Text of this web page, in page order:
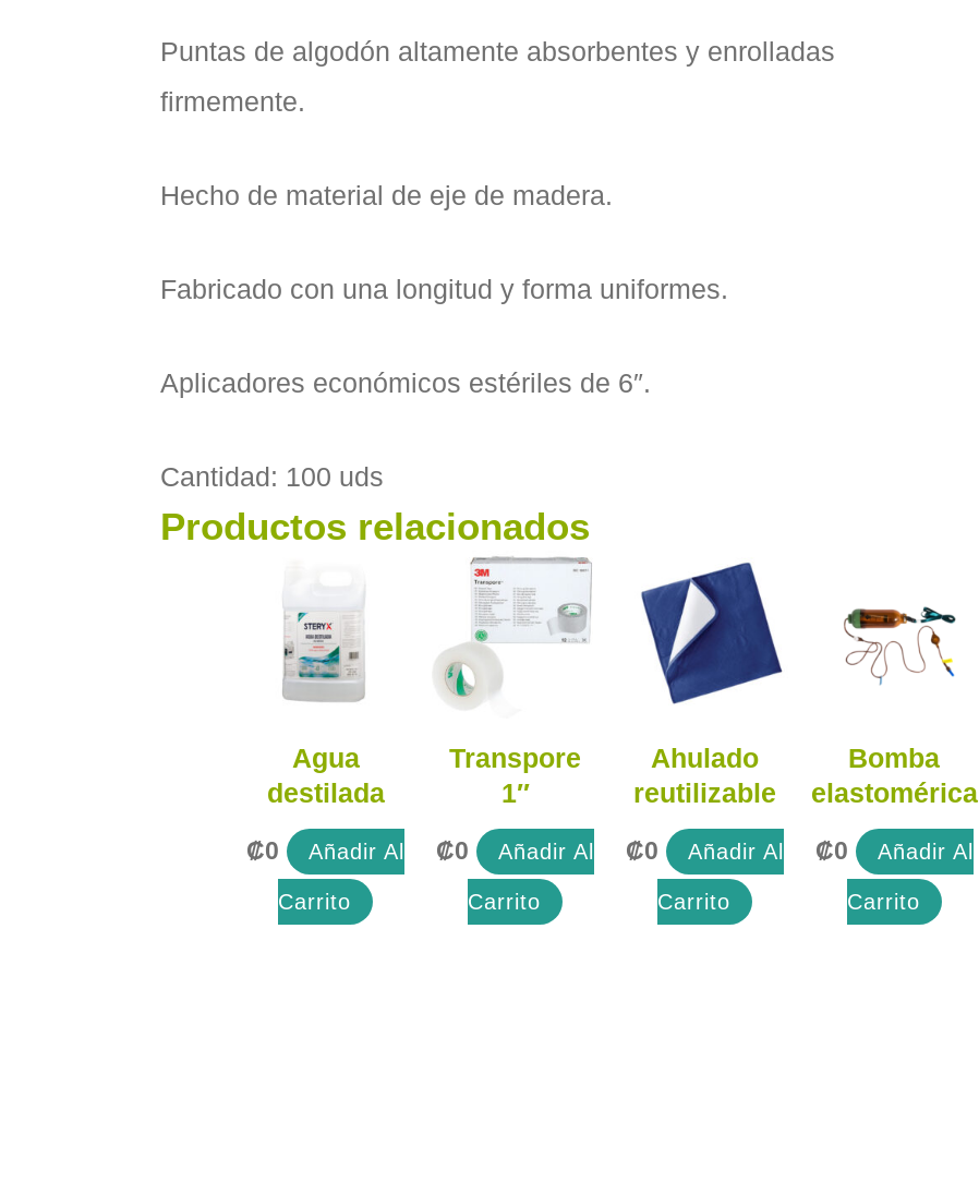
Puntas de algodón altamente absorbentes y enrolladas
firmemente.
Hecho de material de eje de madera.
Fabricado con una longitud y forma uniformes.
Aplicadores económicos estériles de 6″.
Cantidad: 100 uds
Productos relacionados
Agua
destilada
₡0 Añadir Al
Carrito
Transpore
1″
₡0 Añadir Al
Carrito
Ahulado
reutilizable
₡0 Añadir Al
Carrito
Bomba
elastomérica
₡0 Añadir Al
Carrito